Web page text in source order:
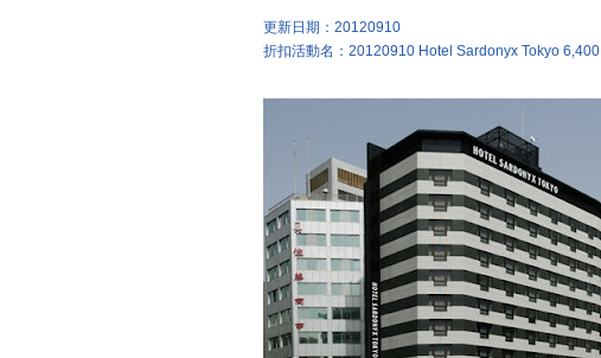
更新日期：20120910
折扣活動名：20120910 Hotel Sardonyx Tokyo 6,400